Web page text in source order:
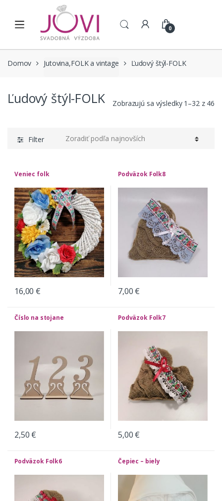
0
Domov Jutovina,FOLK a vintage Ľudový štýl-FOLK
Ľudový štýl-FOLK Zobrazujú sa výsledky 1–32 z 46
Filter
Veniec folk
16,00 €
Podväzok Folk8
7,00 €
Číslo na stojane
2,50 €
Podväzok Folk7
5,00 €
Podväzok Folk6 Čepiec – biely